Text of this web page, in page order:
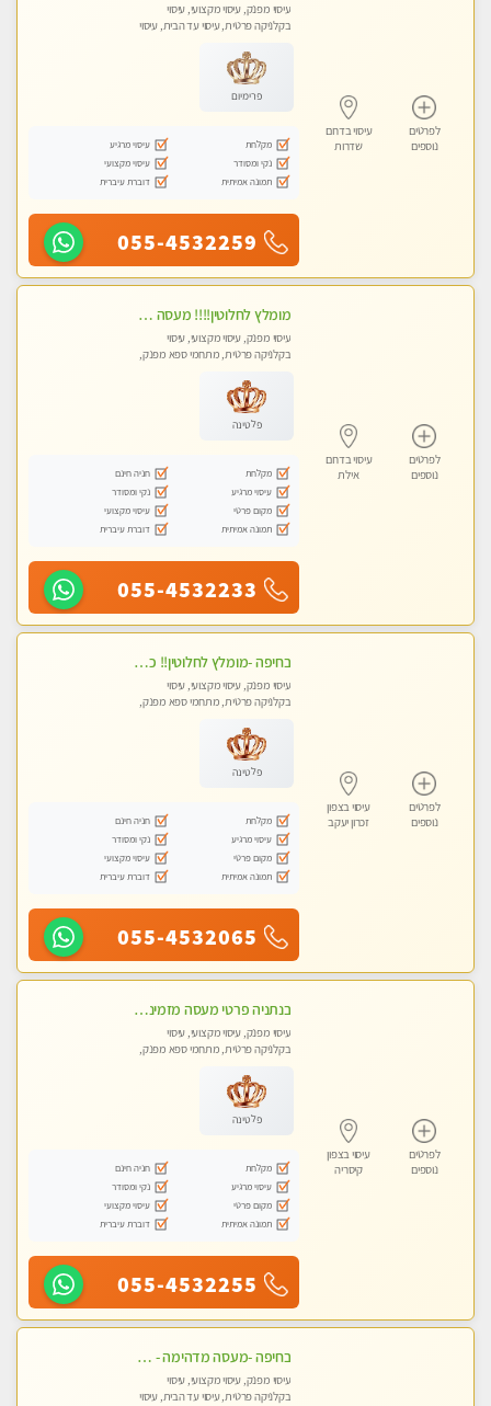
לפרטים
נוספים
עיסוי בדרום
שדרות
עיסוי מפנק, עיסוי מקצועי, עיסוי
בקלניקה פרטית, עיסוי עד הבית, עיסוי
פרימיום
מקלחת
עיסוי מרגיע
נקי ומסודר
עיסוי מקצועי
תמונה אמיתית
דוברת עיברית
055-4532259
לפרטים
נוספים
עיסוי בדרום
אילת
מומלץ לחלוטין!!!! מעסה מקצועית מהממת ואיכותית פרטי!!!לזוגות +לבית המלון - ללא מין !!
עיסוי מפנק, עיסוי מקצועי, עיסוי
בקלניקה פרטית, מתחמי ספא מפנק,
פלטינה
מקלחת
חניה חינם
עיסוי מרגיע
נקי ומסודר
מקום פרטי
עיסוי מקצועי
תמונה אמיתית
דוברת עיברית
055-4532233
לפרטים
נוספים
עיסוי בצפון
זכרון יעקב
בחיפה -מומלץ לחלוטין!! כל סוגי העיסויים מעסה מקצועית ואיכותית פרטי!!!
עיסוי מפנק, עיסוי מקצועי, עיסוי
בקלניקה פרטית, מתחמי ספא מפנק,
טנטרה
פלטינה
מקלחת
חניה חינם
עיסוי מרגיע
נקי ומסודר
מקום פרטי
עיסוי מקצועי
תמונה אמיתית
דוברת עיברית
055-4532065
לפרטים
נוספים
עיסוי בצפון
קיסריה
בנתניה פרטי מעסה מזמינה אותך למפגש אחד על אחד בלי שותפות! פינוק מרגיע vip
עיסוי מפנק, עיסוי מקצועי, עיסוי
בקלניקה פרטית, מתחמי ספא מפנק,
פלטינה
מקלחת
חניה חינם
עיסוי מרגיע
נקי ומסודר
מקום פרטי
עיסוי מקצועי
תמונה אמיתית
דוברת עיברית
055-4532255
בחיפה -מעסה מדהימה - כל סוגי העיסויים מעסה מקצועית ואיכותית פרטי!!!
עיסוי מפנק, עיסוי מקצועי, עיסוי
בקלניקה פרטית, עיסוי עד הבית, עיסוי